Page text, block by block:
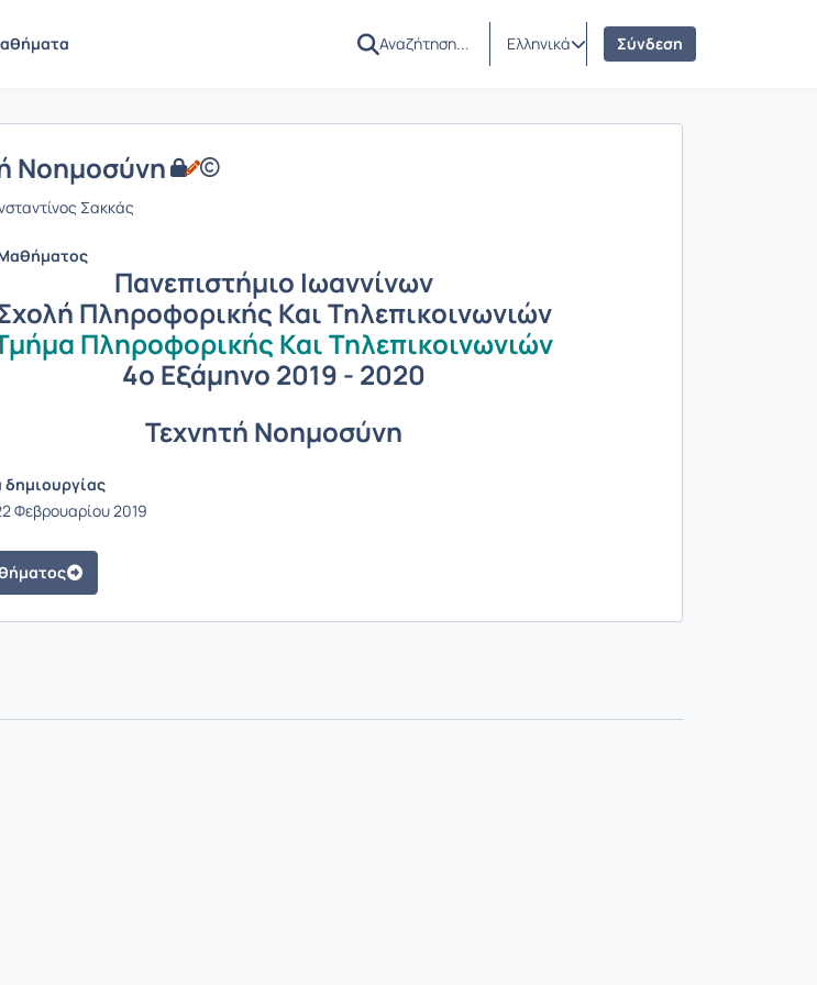
Ελληνικά Σύνδεση
Νοημοσύνη
Σακκάς
Πανεπιστήμιο Ιωαννίνων
Πληροφορικής Και Τηλεπικοινωνιών
Πληροφορικής Και Τηλεπικοινωνιών
4ο Εξάμηνο 2019 - 2020
Τεχνητή Νοημοσύνη
Φεβρουαρίου 2019